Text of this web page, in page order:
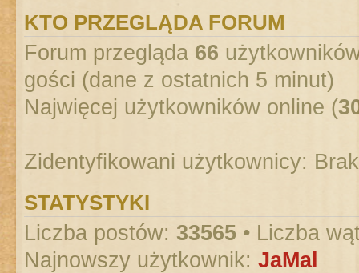
KTO PRZEGLĄDA FORUM
Forum przegląda 66
gości (dane z ostatnich 5 minut)
Najwięcej użytkowników online (
Zidentyfikowani użytkownicy:
STATYSTYKI
Liczba postów: 33565 • Liczba
Najnowszy użytkownik: JaMal